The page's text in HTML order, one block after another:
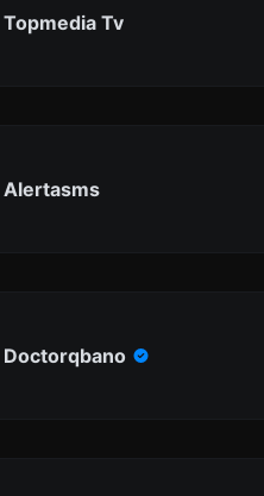
Topmedia Tv
Alertasms
Doctorqbano